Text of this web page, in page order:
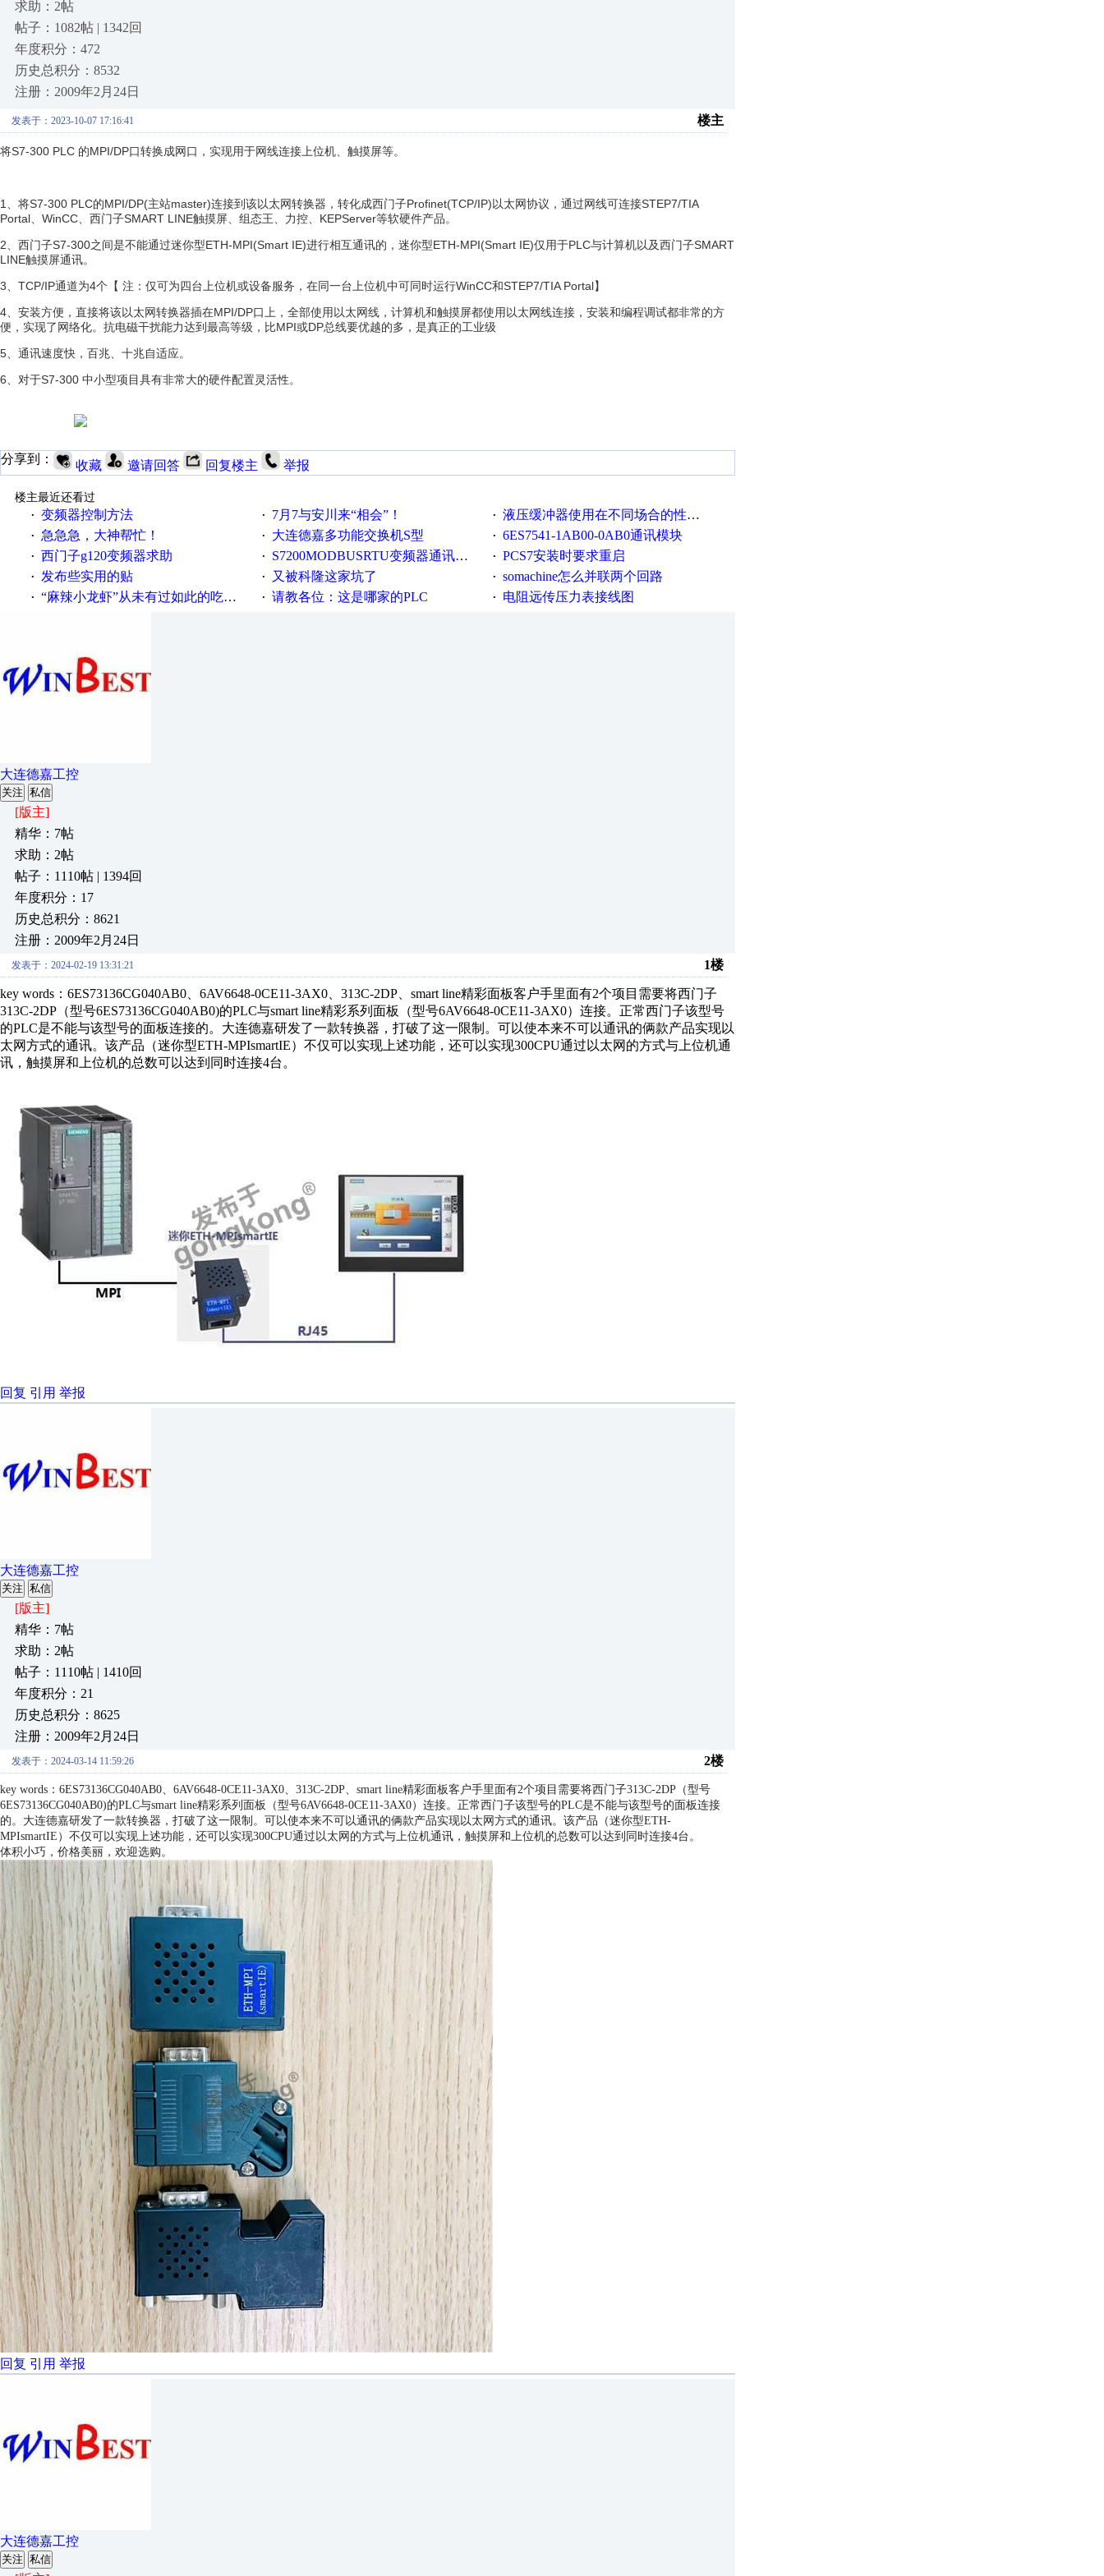
求助：2帖
帖子：1082帖 | 1342回
年度积分：472
历史总积分：8532
注册：2009年2月24日
发表于：2023-10-07 17:16:41 楼主
将S7-300 PLC 的MPI/DP口转换成网口，实现用于网线连接上位机、触摸屏等。
1、将S7-300 PLC的MPI/DP(主站master)连接到该以太网转换器，转化成西门子Profinet(TCP/IP)以太网协议，通过网线可连接STEP7/TIA
Portal、WinCC、西门子SMART LINE触摸屏、组态王、力控、KEPServer等软硬件产品。
2、西门子S7-300之间是不能通过迷你型ETH-MPI(Smart IE)进行相互通讯的，迷你型ETH-MPI(Smart IE)仅用于PLC与计算机以及西门子SMART
LINE触摸屏通讯。
3、TCP/IP通道为4个【 注：仅可为四台上位机或设备服务，在同一台上位机中可同时运行WinCC和STEP7/TIA Portal】
4、安装方便，直接将该以太网转换器插在MPI/DP口上，全部使用以太网线，计算机和触摸屏都使用以太网线连接，安装和编程调试都非常的方
便，实现了网络化。抗电磁干扰能力达到最高等级，比MPI或DP总线要优越的多，是真正的工业级
5、通讯速度快，百兆、十兆自适应。
6、对于S7-300 中小型项目具有非常大的硬件配置灵活性。
分享到： 收藏 邀请回答 回复楼主 举报
楼主最近还看过
· 变频器控制方法 · 7月7与安川来“相会”！ · 液压缓冲器使用在不同场合的性能要求
· 急急急，大神帮忙！ · 大连德嘉多功能交换机S型 · 6ES7541-1AB00-0AB0通讯模块
· 西门子g120变频器求助 · S7200MODBUSRTU变频器通讯求助！ · PCS7安装时要求重启
· 发布些实用的贴 · 又被科隆这家坑了 · somachine怎么并联两个回路
· “麻辣小龙虾”从未有过如此的吃法！ · 请教各位：这是哪家的PLC · 电阻远传压力表接线图
大连德嘉工控
关注 私信
[版主]
精华：7帖
求助：2帖
帖子：1110帖 | 1394回
年度积分：17
历史总积分：8621
注册：2009年2月24日
发表于：2024-02-19 13:31:21 1楼
key words：6ES73136CG040AB0、6AV6648-0CE11-3AX0、313C-2DP、smart line精彩面板客户手里面有2个项目需要将西门子
313C-2DP（型号6ES73136CG040AB0)的PLC与smart line精彩系列面板（型号6AV6648-0CE11-3AX0）连接。正常西门子该型号
的PLC是不能与该型号的面板连接的。大连德嘉研发了一款转换器，打破了这一限制。可以使本来不可以通讯的俩款产品实现以
太网方式的通讯。该产品（迷你型ETH-MPIsmartIE）不仅可以实现上述功能，还可以实现300CPU通过以太网的方式与上位机通
讯，触摸屏和上位机的总数可以达到同时连接4台。
回复 引用 举报
大连德嘉工控
关注 私信
[版主]
精华：7帖
求助：2帖
帖子：1110帖 | 1410回
年度积分：21
历史总积分：8625
注册：2009年2月24日
发表于：2024-03-14 11:59:26 2楼
key words：6ES73136CG040AB0、6AV6648-0CE11-3AX0、313C-2DP、smart line精彩面板客户手里面有2个项目需要将西门子313C-2DP（型号
6ES73136CG040AB0)的PLC与smart line精彩系列面板（型号6AV6648-0CE11-3AX0）连接。正常西门子该型号的PLC是不能与该型号的面板连接
的。大连德嘉研发了一款转换器，打破了这一限制。可以使本来不可以通讯的俩款产品实现以太网方式的通讯。该产品（迷你型ETH-
MPIsmartIE）不仅可以实现上述功能，还可以实现300CPU通过以太网的方式与上位机通讯，触摸屏和上位机的总数可以达到同时连接4台。
体积小巧，价格美丽，欢迎选购。
回复 引用 举报
大连德嘉工控
关注 私信